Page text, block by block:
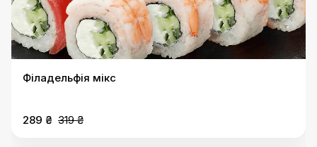
Філадельфія мікс
289 ₴ 319 ₴